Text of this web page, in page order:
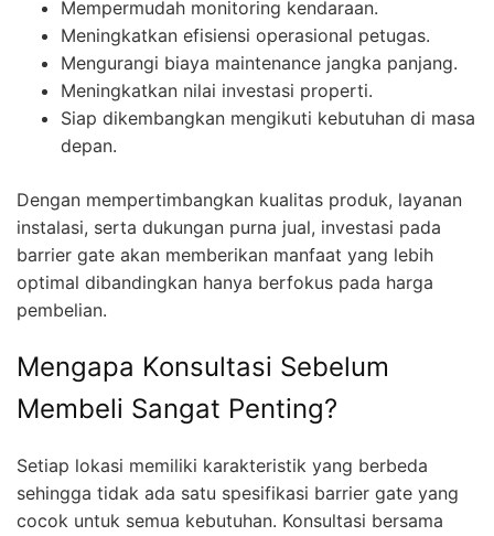
Mempermudah monitoring kendaraan.
Meningkatkan efisiensi operasional petugas.
Mengurangi biaya maintenance jangka panjang.
Meningkatkan nilai investasi properti.
Siap dikembangkan mengikuti kebutuhan di masa
depan.
Dengan mempertimbangkan kualitas produk, layanan
instalasi, serta dukungan purna jual, investasi pada
barrier gate akan memberikan manfaat yang lebih
optimal dibandingkan hanya berfokus pada harga
pembelian.
Mengapa Konsultasi Sebelum
Membeli Sangat Penting?
Setiap lokasi memiliki karakteristik yang berbeda
sehingga tidak ada satu spesifikasi barrier gate yang
cocok untuk semua kebutuhan. Konsultasi bersama